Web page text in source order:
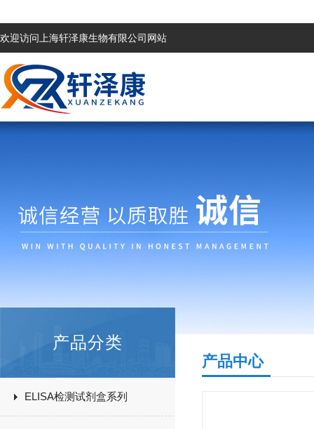
欢迎访问上海轩泽康生物有限公司网站
产品分类
ELISA检测试剂盒系列
产品中心